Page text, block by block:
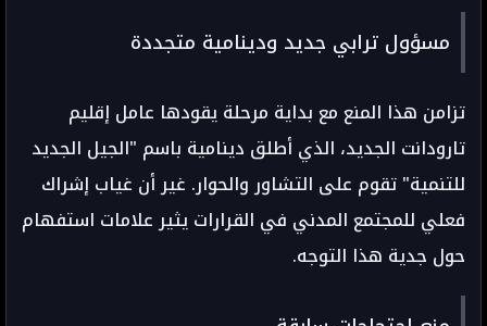
مسؤول ترابي جديد ودينامية متجددة
تزامن هذا المنع مع بداية مرحلة يقودها عامل إقليم
تارودانت الجديد، الذي أطلق دينامية باسم "الجيل الجديد
للتنمية" تقوم على التشاور والحوار. غير أن غياب إشراك
فعلي للمجتمع المدني في القرارات يثير علامات استفهام
حول جدية هذا التوجه.